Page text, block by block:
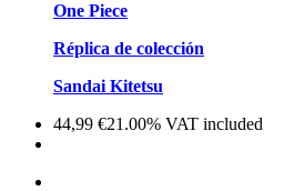
One Piece
Réplica de colección
Sandai Kitetsu
44,99 €21.00% VAT included